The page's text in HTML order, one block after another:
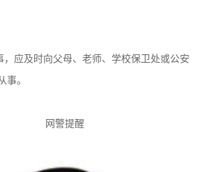
应及时向父母、老师、学校保卫处或公安
事。
网警提醒